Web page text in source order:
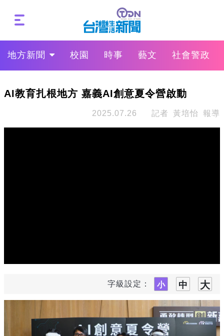
地方新聞 校園 時事 藝文 社會警政
AI教育扎根地方 嘉義AI創意夏令營啟動
2025.07.26 記者 黃培怡 報導
字級設定：